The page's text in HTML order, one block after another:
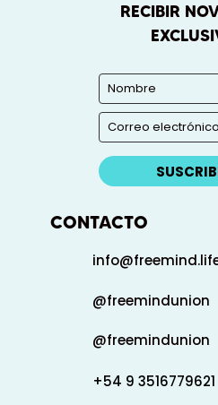
RECIBIR
CONTACTO
@freemindunion
@freemindunion
+54 9 3516779621